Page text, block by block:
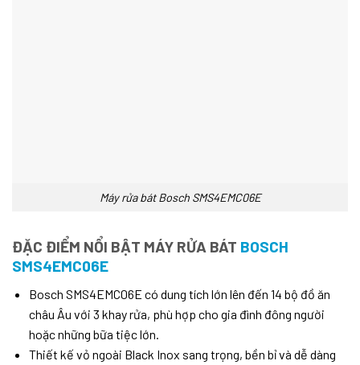
Máy rửa bát Bosch SMS4EMC06E
ĐẶC ĐIỂM NỔI BẬT MÁY RỬA BÁT BOSCH
SMS4EMC06E
Bosch SMS4EMC06E có dung tích lớn lên đến 14 bộ đồ ăn
châu Âu với 3 khay rửa, phù hợp cho gia đình đông người
hoặc những bữa tiệc lớn.
Thiết kế vỏ ngoài Black Inox sang trọng, bền bỉ và dễ dàng